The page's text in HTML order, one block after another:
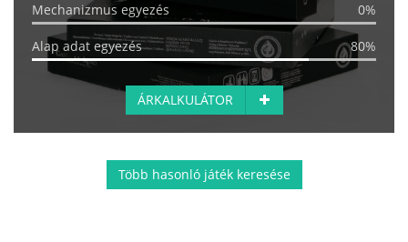
Mechanizmus egyezés
0%
Alap adat egyezés 80%
ÁRKALKULÁTOR
Több hasonló játék keresése